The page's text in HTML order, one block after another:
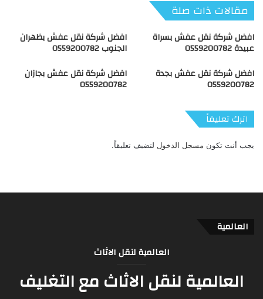
مقالات ذات صلة
افضل شركة نقل عفش بسراة
عبيدة 0559200782
افضل شركة نقل عفش بظهران
الجنوب 0559200782
افضل شركة نقل عفش بجدة
0559200782
افضل شركة نقل عفش بجازان
0559200782
اترك تعليقاً
يجب أنت تكون مسجل الدخول لتضيف تعليقاً.
العالمية
العالمية لنقل الاثاث
العالمية لنقل الاثاث مع التغليف